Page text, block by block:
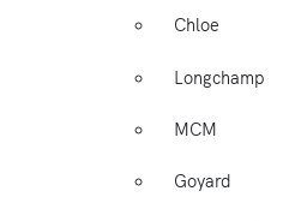
Chloe
Longchamp
MCM
Goyard